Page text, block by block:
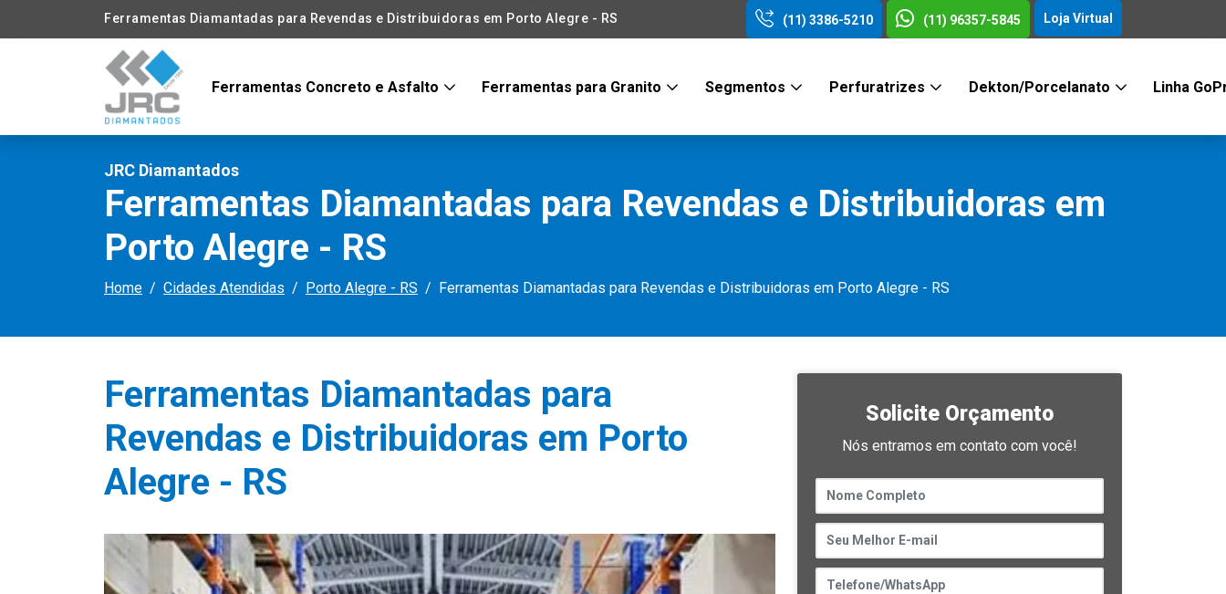
Ferramentas Diamantadas para Revendas e Distribuidoras em Porto Alegre - RS (11) 3386-5210 (11) 96357-5845 Loja Virtual
Ferramentas Concreto e Asfalto Ferramentas para Granito Segmentos Perfuratrizes Dekton/Porcelanato Linha
JRC Diamantados
Ferramentas Diamantadas para Revendas e Distribuidoras em
Porto Alegre - RS
Home Cidades Atendidas Porto Alegre - RS Ferramentas Diamantadas para Revendas e Distribuidoras em Porto Alegre - RS
Ferramentas Diamantadas para
Revendas e Distribuidoras em Porto
Alegre - RS
Solicite Orçamento
Nós entramos em contato com você!